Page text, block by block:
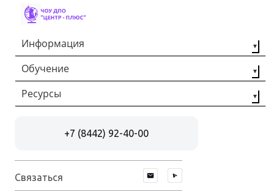
Информация
О компании
Наши партнёры
Обучение
Профессиональная
переподготовка
квалификации
Рабочие
Ресурсы
+7 (8442) 92-40-00
Связаться